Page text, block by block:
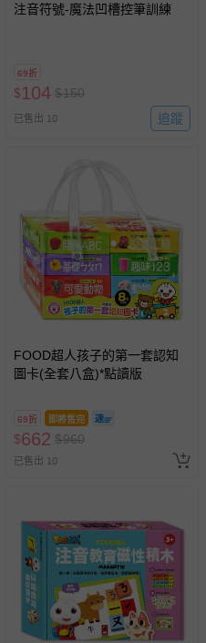
注音符號-魔法凹槽控筆訓練
69折
$104 $150
已售出 10 追蹤
FOOD超人孩子的第一套認知
圖卡(全套八盒)*點讀版
69折 即將售完
$662 $960
已售出 10